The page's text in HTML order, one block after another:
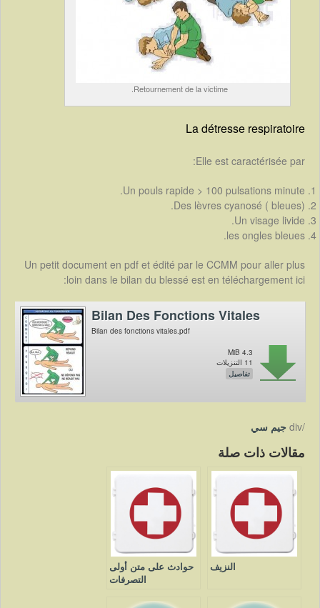
Retournement de la victime.
La détresse respiratoire
Elle est caractérisée par:
Un pouls rapide > 100 pulsations minute.
Des lèvres cyanosé ( bleues).
Un visage livide.
les ongles bleues.
Un petit document en pdf et édité par le CCMM pour aller plus
loin dans le bilan du blessé est en téléchargement ici:
Bilan Des Fonctions Vitales
Bilan des fonctions vitales.pdf
4.3 MiB
11 التنزيلات
تفاصيل
/div جيم سي
مقالات ذات صلة
النزيف
حوادث على متن أولى
التصرفات